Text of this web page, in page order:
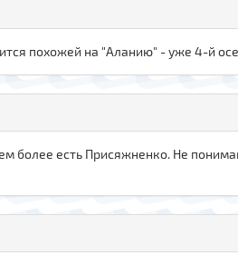
похожей на "Аланию" - уже 4-й
более есть Присяжненко. Не